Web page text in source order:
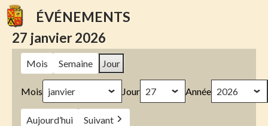
TO
CONTENTÉVÉNEMENTS
27 janvier 2026
Mois Semaine Jour
Mois Jour Année
Aujourd’hui Suivant